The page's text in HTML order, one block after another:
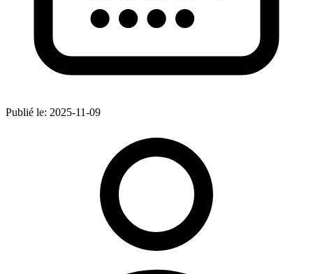
Publié le: 2025-11-09